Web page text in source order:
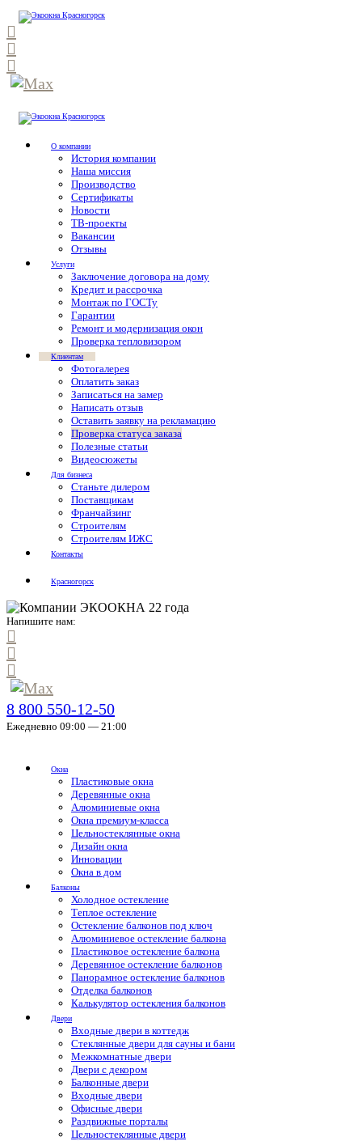
О компании
История компании
Наша миссия
Производство
Сертификаты
Новости
ТВ-проекты
Вакансии
Отзывы
Услуги
Заключение договора на дому
Кредит и рассрочка
Монтаж по ГОСТу
Гарантии
Ремонт и модернизация окон
Проверка тепловизором
Клиентам
Фотогалерея
Оплатить заказ
Записаться на замер
Написать отзыв
Оставить заявку на рекламацию
Проверка статуса заказа
Полезные статьи
Видеосюжеты
Для бизнеса
Станьте дилером
Поставщикам
Франчайзинг
Строителям
Строителям ИЖС
Контакты
Красногорск
Напишите нам:
8 800 550-12-50
Ежедневно 09:00 — 21:00
Окна
Пластиковые окна
Деревянные окна
Алюминиевые окна
Окна премиум-класса
Цельностеклянные окна
Дизайн окна
Инновации
Окна в дом
Балконы
Холодное остекление
Теплое остекление
Остекление балконов под ключ
Алюминиевое остекление балкона
Пластиковое остекление балкона
Деревянное остекление балконов
Панорамное остекление балконов
Отделка балконов
Калькулятор остекления балконов
Двери
Входные двери в коттедж
Стеклянные двери для сауны и бани
Межкомнатные двери
Двери с декором
Балконные двери
Входные двери
Офисные двери
Раздвижные порталы
Цельностеклянные двери